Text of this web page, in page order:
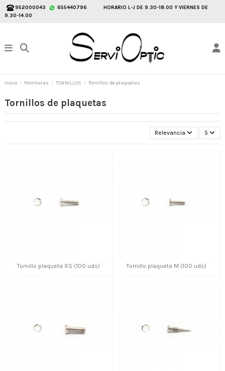
952000043 655440796
HORARIO L-J DE 9.30-18.00 Y VIERNES DE
9.30-14.00
Inicio Fornituras TORNILLOS Tornillos de plaquetas
Tornillos de plaquetas
Relevancia 5
Tornillo plaqueta XS (100 uds) Tornillo plaqueta M (100 uds)